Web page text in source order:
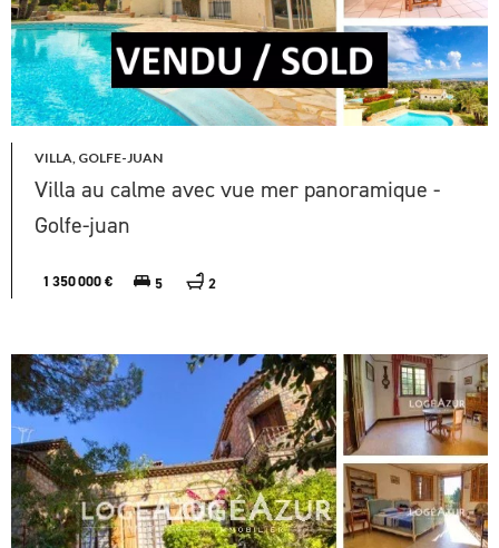
VILLA, GOLFE-JUAN
Villa au calme avec vue mer panoramique -
Golfe-juan
1 350 000 € 5 2